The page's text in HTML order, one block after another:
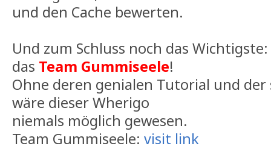
und den Cache bewerten.
Und zum Schluss noch das
das Team Gummiseele!
Ohne deren genialen Tutorial und
wäre dieser Wherigo
niemals möglich gewesen.
Team Gummiseele: visit link